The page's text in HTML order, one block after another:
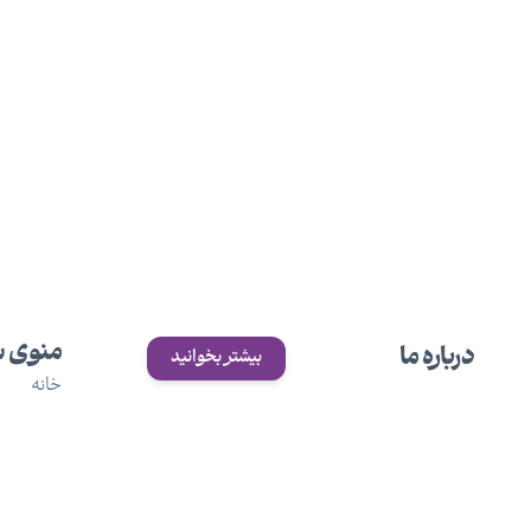
درباره ما
بیشتر بخوانید
منوی
خانه